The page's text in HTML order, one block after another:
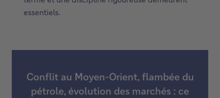
essentiels.
Conflit au Moyen-Orient, flambée du
pétrole, évolution des marchés : ce